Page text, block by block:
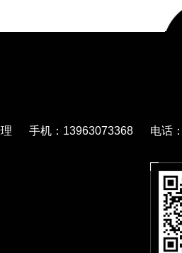
理 手机：13963073368 电话